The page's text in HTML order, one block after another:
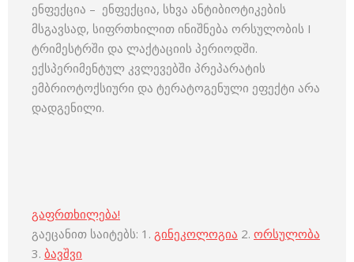
ენფექცია – ენფექცია, სხვა ანტიბიოტიკების
მსგავსად, სიფრთხილით ინიშნება ორსულობის I
ტრიმესტრში და ლაქტაციის პერიოდში.
ექსპერიმენტულ კვლევებში პრეპარატის
ემბრიოტოქსიური და ტერატოგენული ეფექტი არა
დადგენილი.
გაფრთხილება!
გაეცანით საიტებს: 1. გინეკოლოგია 2. ორსულობა
3. ბავშვი